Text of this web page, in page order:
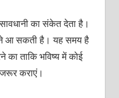
का संकेत देता है।
आ सकती है। यह समय है
का ताकि भविष्य में कोई
कराएं।